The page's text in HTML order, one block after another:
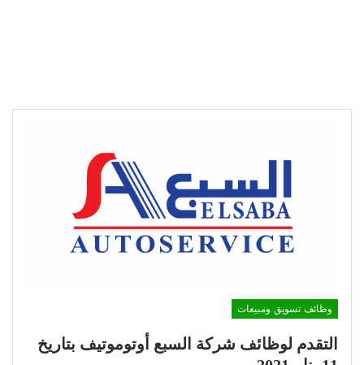
وظائف تسويق ومبيعات
التقدم لوظائف شركة السبع أوتوموتيف بتاريخ